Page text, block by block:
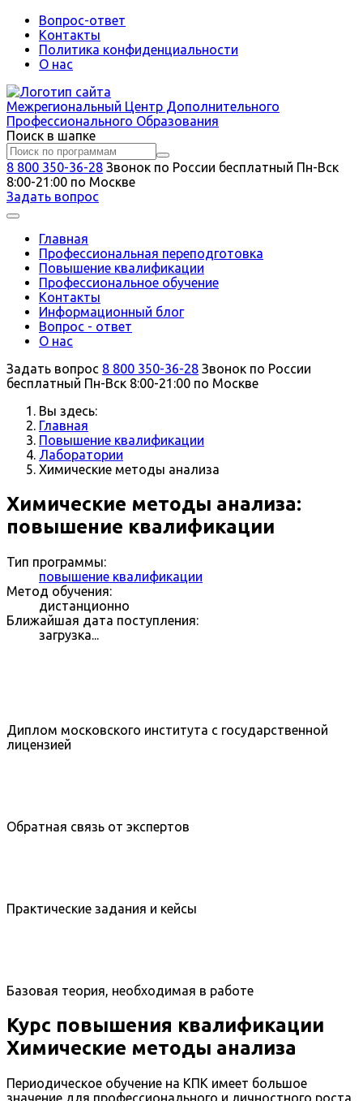
Вопрос-ответ
Контакты
Политика конфиденциальности
О нас
Межрегиональный Центр Дополнительного
Профессионального Образования
Поиск в шапке
8 800 350-36-28 Звонок по России бесплатный Пн-Вск
8:00-21:00 по Москве
Задать вопрос
Главная
Профессиональная переподготовка
Повышение квалификации
Профессиональное обучение
Контакты
Информационный блог
Вопрос - ответ
О нас
Задать вопрос 8 800 350-36-28 Звонок по России
бесплатный Пн-Вск 8:00-21:00 по Москве
Вы здесь:
Главная
Повышение квалификации
Лаборатории
Химические методы анализа
Химические методы анализа:
повышение квалификации
Тип программы:
повышение квалификации
Метод обучения:
дистанционно
Ближайшая дата поступления:
загрузка...
Диплом московского института с государственной
лицензией
Обратная связь от экспертов
Практические задания и кейсы
Базовая теория, необходимая в работе
Курс повышения квалификации
Химические методы анализа
Периодическое обучение на КПК имеет большое
значение для профессионального и личностного роста